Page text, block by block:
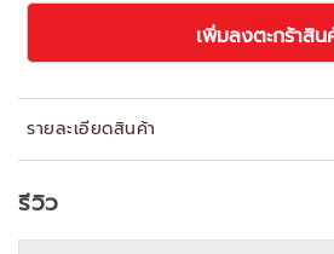
เพิ่มลงตะกร้าสิน
รายละเอียดสินค้า
รีวิว